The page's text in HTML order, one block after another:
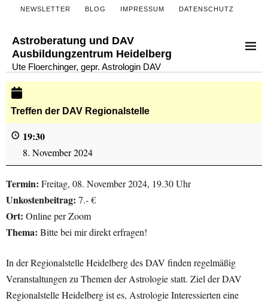
NEWSLETTER BLOG IMPRESSUM DATENSCHUTZ
Astroberatung und DAV
Ausbildungzentrum Heidelberg
Ute Floerchinger, gepr. Astrologin DAV
Treffen der DAV Regionalstelle
19:30
8. November 2024
Termin: Freitag, 08. November 2024, 19.30 Uhr
Unkostenbeitrag: 7.- €
Ort: Online per Zoom
Thema: Bitte bei mir direkt erfragen!
In der Regionalstelle Heidelberg des DAV finden regelmäßig
Veranstaltungen zu Themen der Astrologie statt. Ziel der DAV
Regionalstelle Heidelberg ist es, Astrologie Interessierten eine